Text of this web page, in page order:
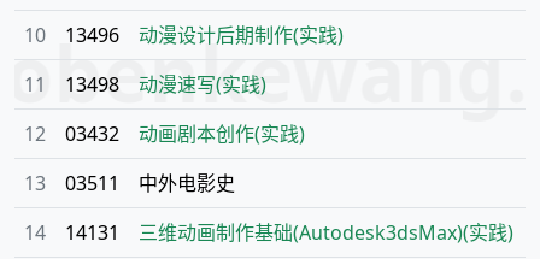
10
13496 动漫设计后期制作(实践)
11
13498 动漫速写(实践)
12
03432 动画剧本创作(实践)
13
03511 中外电影史
14
14131 三维动画制作基础(Autodesk3dsMax)(实践)